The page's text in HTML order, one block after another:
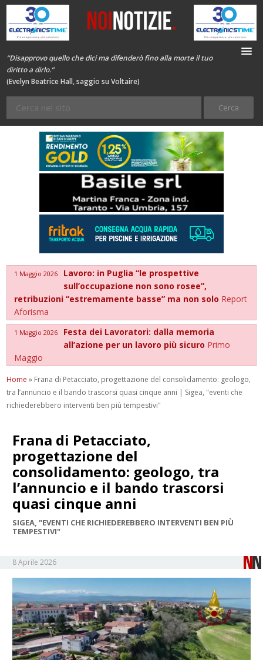
“Disapprovo quello che dici ma difenderò fino alla morte il tuo
diritto a dirlo.”
(Evelyn Beatrice Hall, saggio su Voltaire)
1 Maggio 2026
Lavoro: in Puglia “le prospettive
sull’occupazione non sono rosee”,
retribuzioni “estremamente basse” ma non solo Report
Aforisma
1 Maggio 2026
Festa dei Lavoratori: dalla memoria
all’azione per un lavoro più sicuro Primo
Maggio
Home » Frana di Petacciato, progettazione del consolidamento: geologo,
tra l’annuncio e il bando trascorsi quasi cinque anni | Sigea, "eventi che
richiederebbero interventi ben più tempestivi"
Frana di Petacciato,
progettazione del
consolidamento: geologo, tra
l’annuncio e il bando trascorsi
quasi cinque anni
SIGEA, "EVENTI CHE RICHIEDEREBBERO INTERVENTI BEN PIÙ
TEMPESTIVI"
8 Aprile 2026